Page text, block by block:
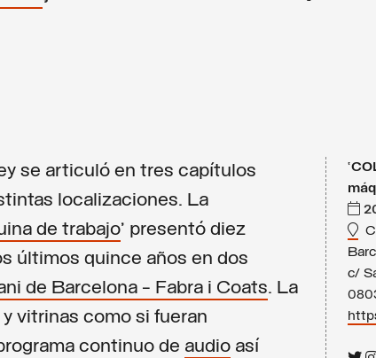
se articuló en tres capítulos
localizaciones. La
de trabajo’ presentó diez
últimos quince años en dos
de Barcelona - Fabra i Coats. La
vitrinas como si fueran
continuo de audio así
‘
c/